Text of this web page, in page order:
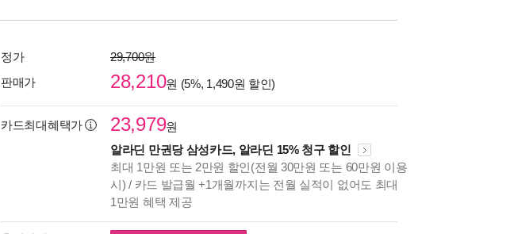
정가
29,700원
판매가
28,210원 (5%, 1,490원 할인)
카드최대혜택가 23,979원
알라딘 만권당 삼성카드, 알라딘 15% 청구 할인
최대 1만원 또는 2만원 할인(전월 30만원 또는 60만원 이용
시) / 카드 발급월 +1개월까지는 전월 실적이 없어도 최대
1만원 혜택 제공